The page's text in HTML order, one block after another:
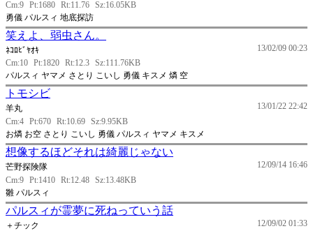
Cm:9 Pt:1680 Rt:11.76 Sz:16.05KB
勇儀 パルスィ 地底探訪
笑えよ、弱虫さん。
13/02/09 00:23
ﾈｺﾛﾋﾞﾔｵｷ
Cm:10 Pt:1820 Rt:12.3 Sz:111.76KB
パルスィ ヤマメ さとり こいし 勇儀 キスメ 燐 空
トモシビ
13/01/22 22:42
羊丸
Cm:4 Pt:670 Rt:10.69 Sz:9.95KB
お燐 お空 さとり こいし 勇儀 パルスィ ヤマメ キスメ
想像するほどそれは綺麗じゃない
12/09/14 16:46
芒野探険隊
Cm:9 Pt:1410 Rt:12.48 Sz:13.48KB
雛 パルスィ
パルスィが霊夢に死ねっていう話
12/09/02 01:33
＋チック